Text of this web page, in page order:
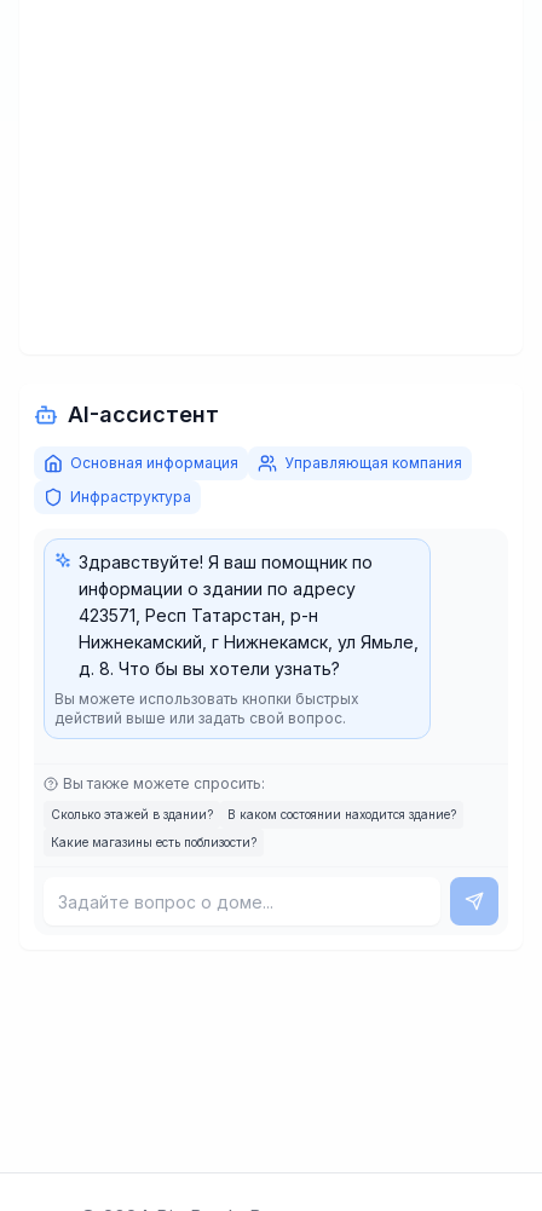
AI-ассистент
Основная информация
Управляющая компания
Инфраструктура
Здравствуйте! Я ваш помощник по
информации о здании по адресу
423571, Респ Татарстан, р-н
Нижнекамский, г Нижнекамск, ул Ямьле,
д. 8. Что бы вы хотели узнать?
Вы можете использовать кнопки быстрых
действий выше или задать свой вопрос.
Вы также можете спросить:
Сколько этажей в здании?
В каком состоянии находится здание?
Какие магазины есть поблизости?